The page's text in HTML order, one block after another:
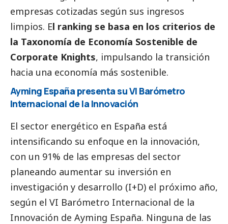
empresas cotizadas según sus ingresos
limpios. El ranking se basa en los criterios de
la Taxonomía de Economía Sostenible de
Corporate Knights, impulsando la transición
hacia una economía más sostenible.
Ayming España presenta su VI Barómetro
Internacional de la Innovación
El sector energético en España está
intensificando su enfoque en la innovación,
con un 91% de las empresas del sector
planeando aumentar su inversión en
investigación y desarrollo (I+D) el próximo año,
según el VI Barómetro Internacional de la
Innovación de Ayming España. Ninguna de las